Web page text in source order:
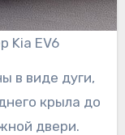
Kia EV6
в виде дуги,
крыла до
двери.